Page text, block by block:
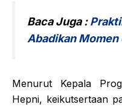
Baca Juga :
Abadikan Momen
Menurut Kepala
Hepni, keikutsertaan